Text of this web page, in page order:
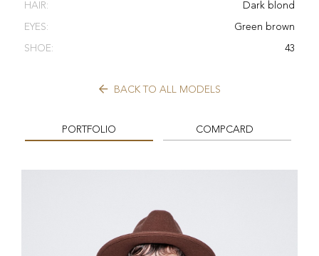
HAIR: Dark blond
EYES: Green brown
SHOE: 43
BACK TO ALL MODELS
PORTFOLIO COMPCARD